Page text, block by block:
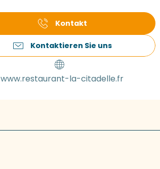
Kontakt
Kontaktieren Sie uns
www.restaurant-la-citadelle.fr